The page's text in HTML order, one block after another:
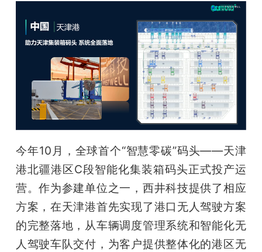
今年10月，全球首个“智慧零碳”码头——天津
港北疆港区C段智能化集装箱码头正式投产运
营。作为参建单位之一，西井科技提供了相应
方案，在天津港首先实现了港口无人驾驶方案
的完整落地，从车辆调度管理系统和智能化无
人驾驶车队交付，为客户提供整体化的港区无